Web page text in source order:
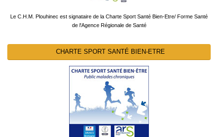
Le C.H.M. Plouhinec est signataire de la Charte Sport Santé Bien-Etre/ Forme Santé
de l'Agence Régionale de Santé
CHARTE SPORT SANTÉ BIEN-ETRE